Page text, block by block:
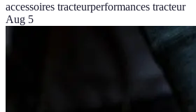
accessoires tracteurperformances tracteur
Aug 5